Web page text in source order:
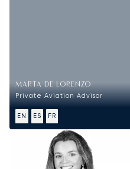
MARTA DE LORENZO
Private Aviation Advisor
EN ES FR